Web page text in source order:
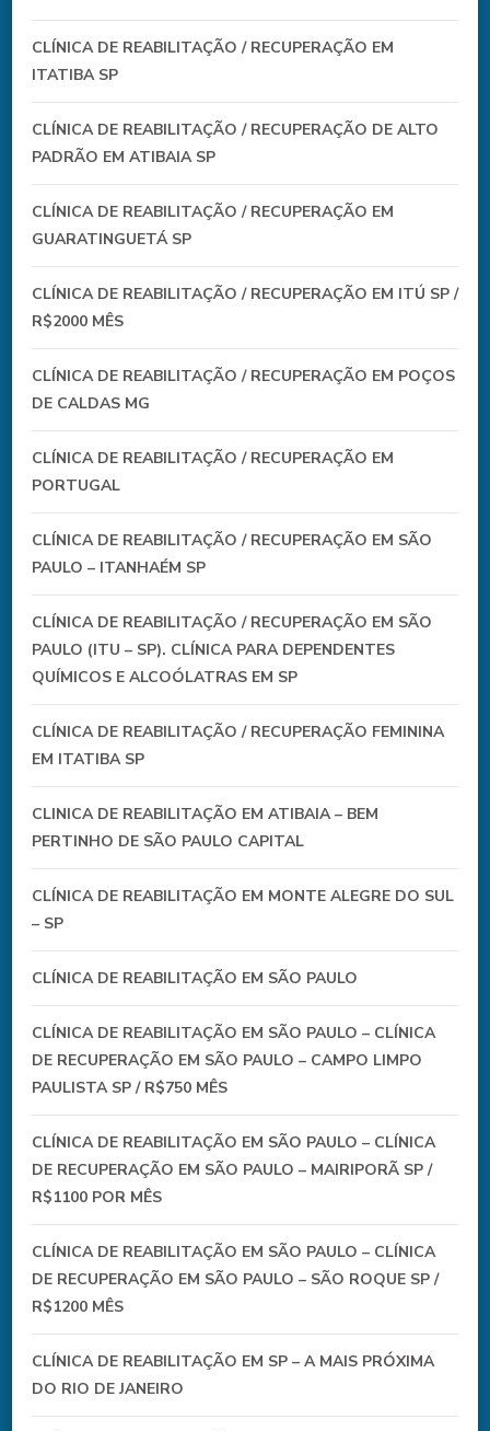
CLÍNICA DE REABILITAÇÃO / RECUPERAÇÃO EM
ITATIBA SP
CLÍNICA DE REABILITAÇÃO / RECUPERAÇÃO DE ALTO
PADRÃO EM ATIBAIA SP
CLÍNICA DE REABILITAÇÃO / RECUPERAÇÃO EM
GUARATINGUETÁ SP
CLÍNICA DE REABILITAÇÃO / RECUPERAÇÃO EM ITÚ SP /
R$2000 MÊS
CLÍNICA DE REABILITAÇÃO / RECUPERAÇÃO EM POÇOS
DE CALDAS MG
CLÍNICA DE REABILITAÇÃO / RECUPERAÇÃO EM
PORTUGAL
CLÍNICA DE REABILITAÇÃO / RECUPERAÇÃO EM SÃO
PAULO – ITANHAÉM SP
CLÍNICA DE REABILITAÇÃO / RECUPERAÇÃO EM SÃO
PAULO (ITU – SP). CLÍNICA PARA DEPENDENTES
QUÍMICOS E ALCOÓLATRAS EM SP
CLÍNICA DE REABILITAÇÃO / RECUPERAÇÃO FEMININA
EM ITATIBA SP
CLINICA DE REABILITAÇÃO EM ATIBAIA – BEM
PERTINHO DE SÃO PAULO CAPITAL
CLÍNICA DE REABILITAÇÃO EM MONTE ALEGRE DO SUL
– SP
CLÍNICA DE REABILITAÇÃO EM SÃO PAULO
CLÍNICA DE REABILITAÇÃO EM SÃO PAULO – CLÍNICA
DE RECUPERAÇÃO EM SÃO PAULO – CAMPO LIMPO
PAULISTA SP / R$750 MÊS
CLÍNICA DE REABILITAÇÃO EM SÃO PAULO – CLÍNICA
DE RECUPERAÇÃO EM SÃO PAULO – MAIRIPORÃ SP /
R$1100 POR MÊS
CLÍNICA DE REABILITAÇÃO EM SÃO PAULO – CLÍNICA
DE RECUPERAÇÃO EM SÃO PAULO – SÃO ROQUE SP /
R$1200 MÊS
CLÍNICA DE REABILITAÇÃO EM SP – A MAIS PRÓXIMA
DO RIO DE JANEIRO